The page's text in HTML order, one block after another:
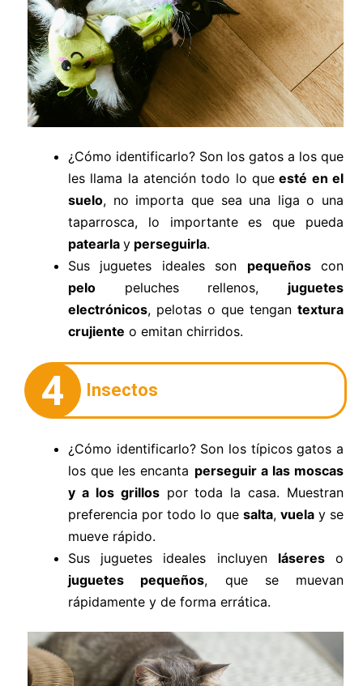
¿Cómo identificarlo? Son los gatos a los que
les llama la atención todo lo que esté en el
suelo, no importa que sea una liga o una
taparrosca, lo importante es que pueda
patearla yperseguirla.
Sus juguetes ideales son pequeñoscon
pelopeluches rellenos, juguetes
electrónicos, pelotas o que tengantextura
crujiente o emitan chirridos.
4 Insectos
¿Cómo identificarlo? Son los típicos gatos a
los que les encanta perseguir a las moscas
y a los grillospor toda la casa. Muestran
preferencia por todo lo que salta, vuelay se
mueve rápido.
Sus juguetes ideales incluyen lásereso
juguetes pequeños, que se muevan
rápidamente y de forma errática.